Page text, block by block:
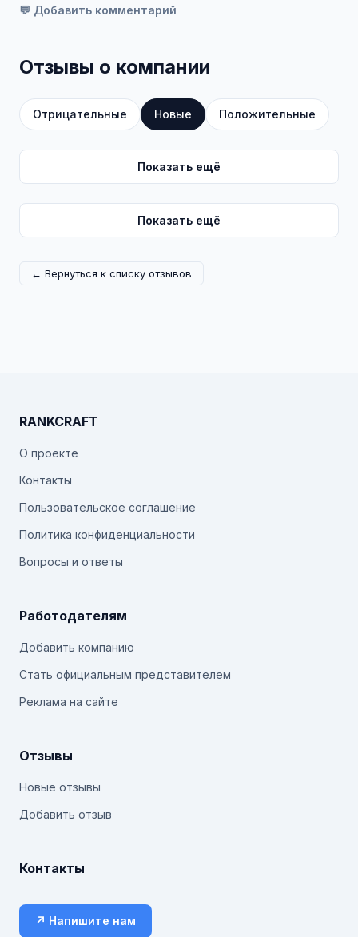
💬 Добавить комментарий
Отзывы о компании
Отрицательные Новые Положительные
Показать ещё
Показать ещё
← Вернуться к списку отзывов
RANKCRAFT
О проекте
Контакты
Пользовательское соглашение
Политика конфиденциальности
Вопросы и ответы
Работодателям
Добавить компанию
Стать официальным представителем
Реклама на сайте
Отзывы
Новые отзывы
Добавить отзыв
Контакты
↗ Напишите нам